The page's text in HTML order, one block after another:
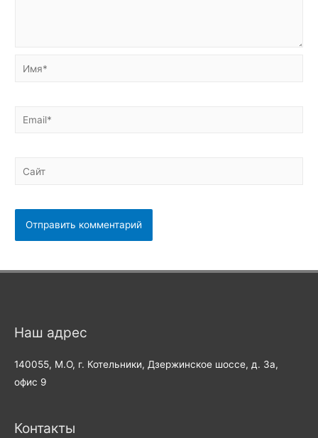
Имя*
Email*
Сайт
Наш адрес
140055, М.О, г. Котельники, Дзержинское шоссе, д. 3а,
офис 9
Контакты